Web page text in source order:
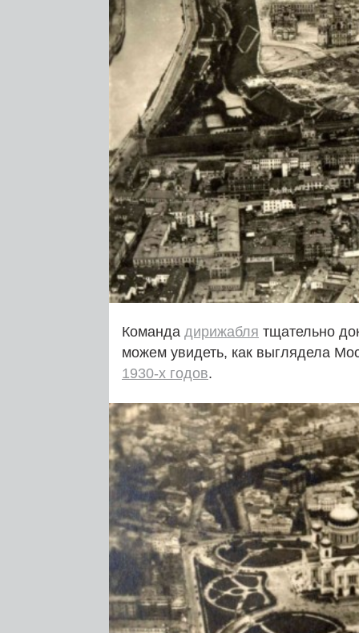
Команда дирижабля тщательно
можем увидеть, как выглядела
1930‑х годов.